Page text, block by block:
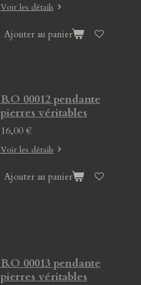
Voir les détails
Ajouter au panier
B.O 00012 pendante
pierres véritables
16,00 €
Voir les détails
Ajouter au panier
B.O 00013 pendante
pierres véritables